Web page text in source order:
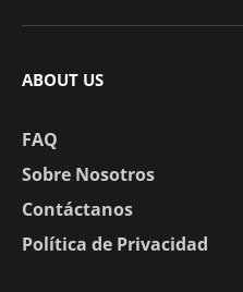
ABOUT US
FAQ
Sobre Nosotros
Contáctanos
Política de Privacidad